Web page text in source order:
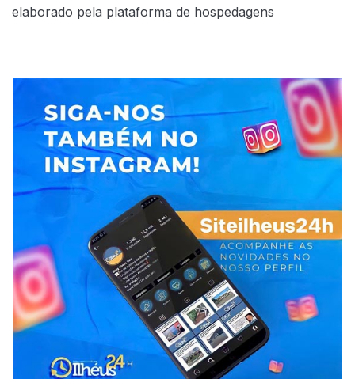
elaborado pela plataforma de hospedagens